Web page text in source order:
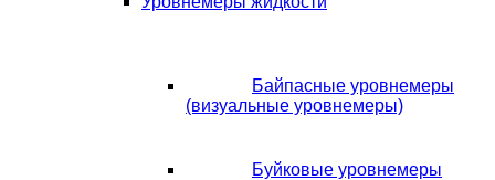
Байпасные уровнемеры
(визуальные уровнемеры)
Буйковые уровнемеры